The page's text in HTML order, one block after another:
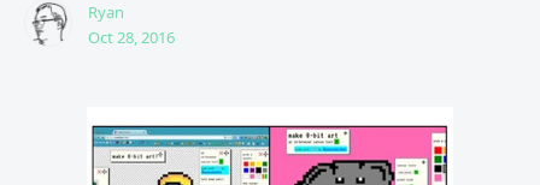
Ryan
Oct 28, 2016